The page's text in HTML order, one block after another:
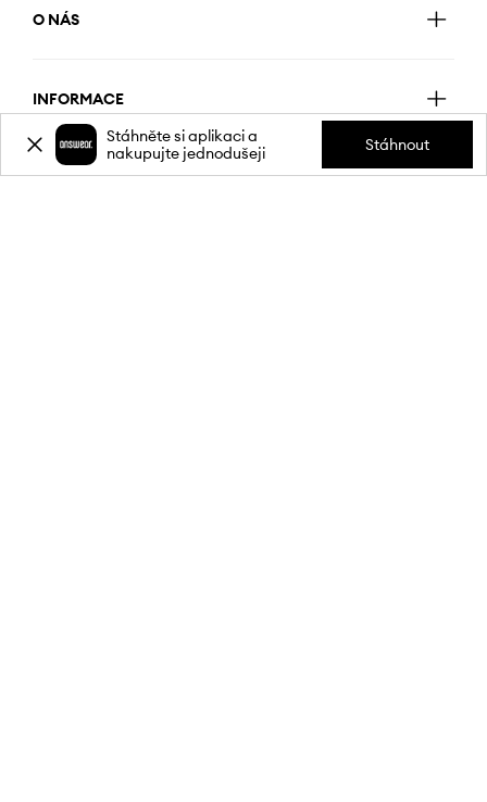
O NÁS
INFORMACE
SLUŽBY ZÁKAZNÍKŮM
Stáhněte si aplikaci a
nakupujte jednodušeji
Stáhnout